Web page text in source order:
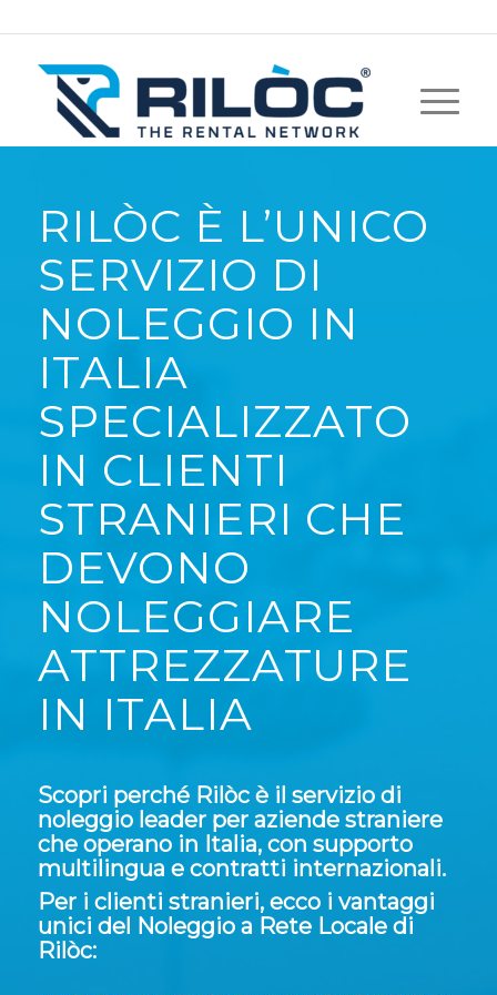
RILÒC È L’UNICO
SERVIZIO DI
NOLEGGIO IN
ITALIA
SPECIALIZZATO
IN CLIENTI
STRANIERI CHE
DEVONO
NOLEGGIARE
ATTREZZATURE
IN ITALIA
Scopri perché Rilòc è il servizio di
noleggio leader per aziende straniere
che operano in Italia, con supporto
multilingua e contratti internazionali.
Per i clienti stranieri, ecco i vantaggi
unici del Noleggio a Rete Locale di
Rilòc: